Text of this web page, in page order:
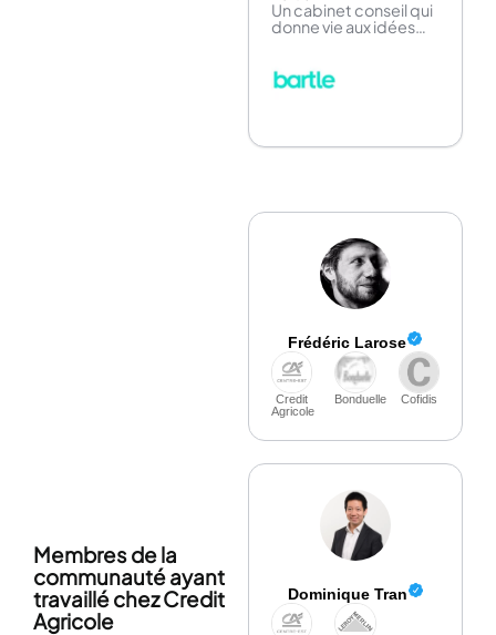
Un cabinet conseil qui
donne vie aux idées
Membres de la
communauté ayant
travaillé chez Credit
Agricole
Frédéric Larose
Credit
Agricole
Bonduelle Cofidis
Dominique Tran